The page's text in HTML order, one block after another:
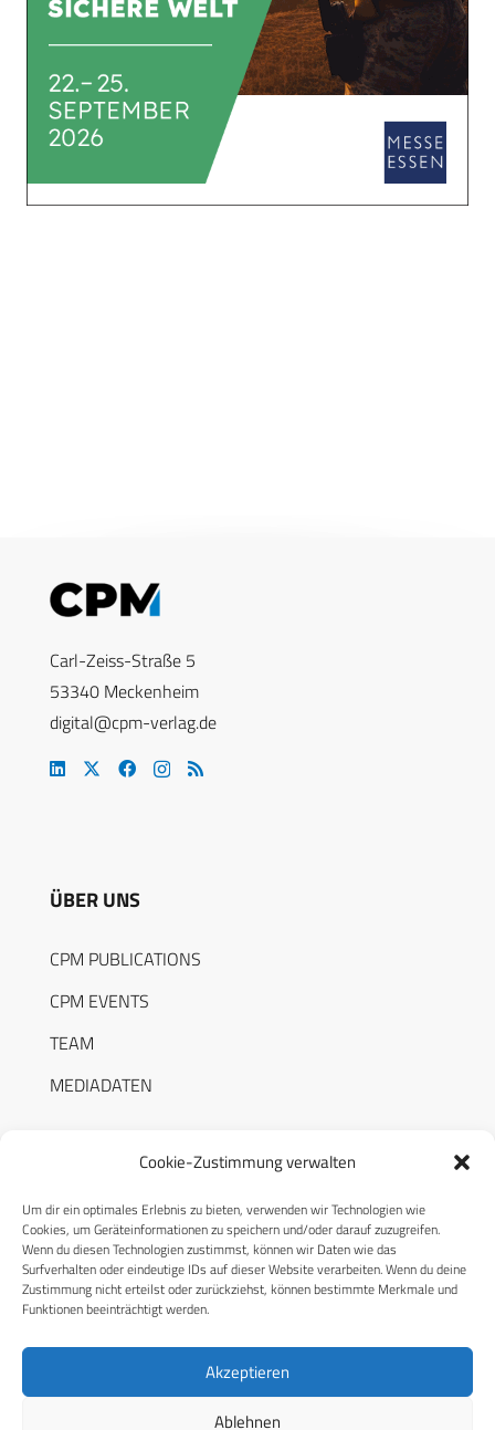
Cookie-Zustimmung verwalten
Um dir ein optimales Erlebnis zu bieten, verwenden wir Technologien wie
Cookies, um Geräteinformationen zu speichern und/oder darauf zuzugreifen.
Wenn du diesen Technologien zustimmst, können wir Daten wie das
Surfverhalten oder eindeutige IDs auf dieser Website verarbeiten. Wenn du deine
Zustimmung nicht erteilst oder zurückziehst, können bestimmte Merkmale und
Funktionen beeinträchtigt werden.
Akzeptieren
Ablehnen
Carl-Zeiss-Straße 5
53340 Meckenheim
digital@cpm-verlag.de
ÜBER UNS
CPM PUBLICATIONS
CPM EVENTS
TEAM
MEDIADATEN
RECHTLICHES
Datenschutzerklärung
Cookie-Richtlinie (EU)